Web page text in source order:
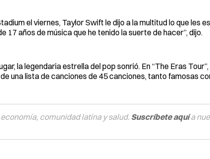
el viernes, Taylor Swift le dijo a la multitud lo que les
años de música que he tenido la suerte de hacer”, dijo.
la legendaria estrella del pop sonrió. En “The Eras Tour”,
una lista de canciones de 45 canciones, tanto famosas
comunidad latina y salud. Suscríbete aquía